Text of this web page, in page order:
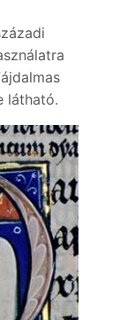
látható.